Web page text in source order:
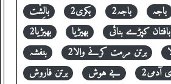
بالِشْت
بکری2 باجہ2 باجہ
بھیڑیا2
بھیڑیا بافتان کپڑے بنائی
بنفشہ
برتن مرمت کرنے والا2
برتن فاروش
بے ہوش